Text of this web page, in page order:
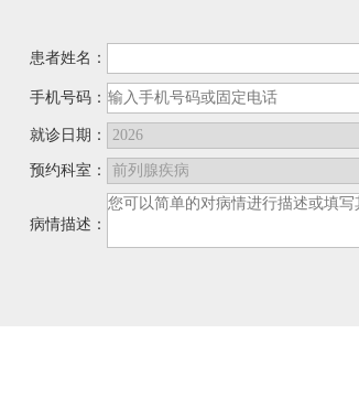
患者姓名：
手机号码：
就诊日期：
预约科室：
病情描述：